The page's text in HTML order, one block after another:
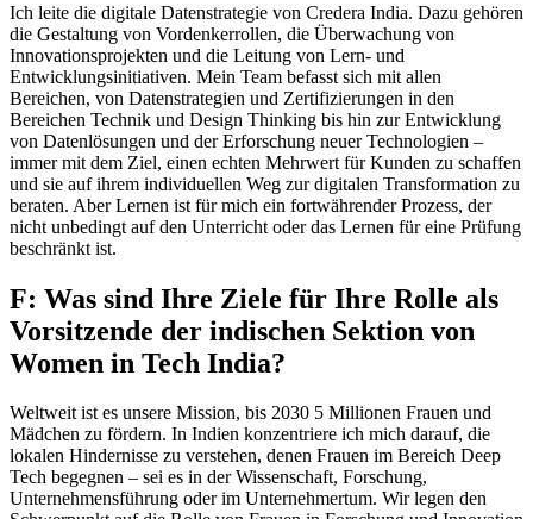
Ich leite die digitale Datenstrategie von Credera India. Dazu gehören
die Gestaltung von Vordenkerrollen, die Überwachung von
Innovationsprojekten und die Leitung von Lern- und
Entwicklungsinitiativen. Mein Team befasst sich mit allen
Bereichen, von Datenstrategien und Zertifizierungen in den
Bereichen Technik und Design Thinking bis hin zur Entwicklung
von Datenlösungen und der Erforschung neuer Technologien –
immer mit dem Ziel, einen echten Mehrwert für Kunden zu schaffen
und sie auf ihrem individuellen Weg zur digitalen Transformation zu
beraten. Aber Lernen ist für mich ein fortwährender Prozess, der
nicht unbedingt auf den Unterricht oder das Lernen für eine Prüfung
beschränkt ist.
F: Was sind Ihre Ziele für Ihre Rolle als
Vorsitzende der indischen Sektion von
Women in Tech India?
Weltweit ist es unsere Mission, bis 2030 5 Millionen Frauen und
Mädchen zu fördern. In Indien konzentriere ich mich darauf, die
lokalen Hindernisse zu verstehen, denen Frauen im Bereich Deep
Tech begegnen – sei es in der Wissenschaft, Forschung,
Unternehmensführung oder im Unternehmertum. Wir legen den